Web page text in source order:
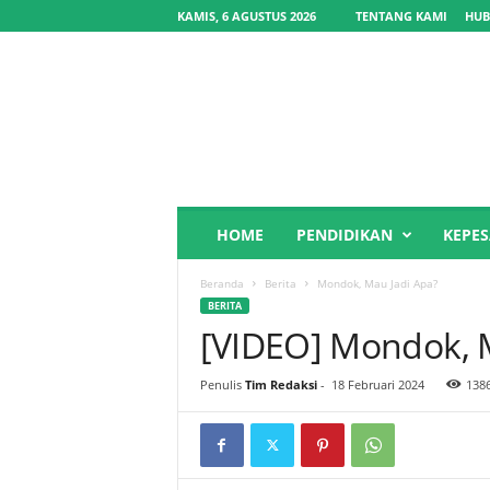
KAMIS, 6 AGUSTUS 2026 TENTANG KAMI
y
HOME PENDIDIKAN
Beranda Berita Mondok, Mau Jadi Apa?
BERITA
[VIDEO] Mondok,
Penulis Tim Redaksi- 18 Februari 2024